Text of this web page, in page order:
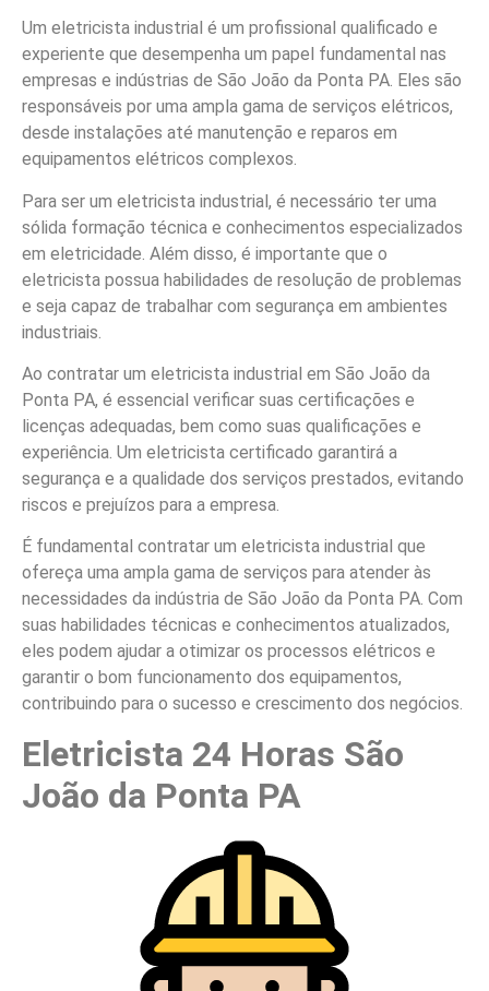
Um eletricista industrial é um profissional qualificado e
experiente que desempenha um papel fundamental nas
empresas e indústrias de São João da Ponta PA. Eles são
responsáveis por uma ampla gama de serviços elétricos,
desde instalações até manutenção e reparos em
equipamentos elétricos complexos.
Para ser um eletricista industrial, é necessário ter uma
sólida formação técnica e conhecimentos especializados
em eletricidade. Além disso, é importante que o
eletricista possua habilidades de resolução de problemas
e seja capaz de trabalhar com segurança em ambientes
industriais.
Ao contratar um eletricista industrial em São João da
Ponta PA, é essencial verificar suas certificações e
licenças adequadas, bem como suas qualificações e
experiência. Um eletricista certificado garantirá a
segurança e a qualidade dos serviços prestados, evitando
riscos e prejuízos para a empresa.
É fundamental contratar um eletricista industrial que
ofereça uma ampla gama de serviços para atender às
necessidades da indústria de São João da Ponta PA. Com
suas habilidades técnicas e conhecimentos atualizados,
eles podem ajudar a otimizar os processos elétricos e
garantir o bom funcionamento dos equipamentos,
contribuindo para o sucesso e crescimento dos negócios.
Eletricista 24 Horas São
João da Ponta PA